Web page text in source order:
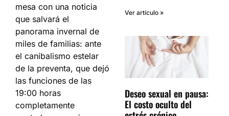
mesa con una noticia
que salvará el
panorama invernal de
miles de familias: ante
el canibalismo estelar
de la preventa, que dejó
las funciones de las
19:00 horas
completamente
Ver artículo »
Deseo sexual en pausa:
El costo oculto del